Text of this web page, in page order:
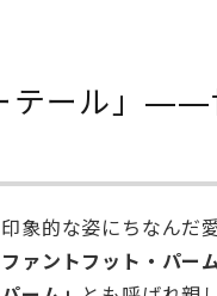
テール」
象的な姿にちなんだ
ファントフット・パー